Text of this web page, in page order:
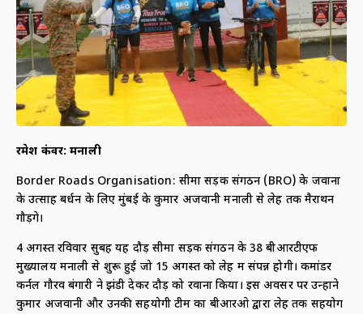
रमेश कंवर: मनाली
Border Roads Organisation: सीमा सड़क संगठन (BRO) के जवानों
के उत्साह बर्धन के लिए मुंबई के कुमार अजवानी मनाली से लेह तक मैराथन
गौड़ेंगे।
4 अगस्त रविवार सुबह यह दौड़ सीमा सड़क संगठन के 38 बीआरटीएफ
मुख्यालय मनाली से शुरू हुई जो 15 अगस्त को लेह में संपन्न होगी। कमांडर
कर्नल गौरव बंगारी ने झंडी देकर दौड़ को रवाना किया। इस अवसर पर उन्होंने
कुमार अजवानी और उनकी सहयोगी टीम का बीआरओ द्वारा लेह तक सहयोग